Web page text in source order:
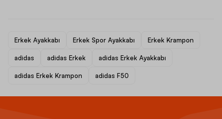
Erkek Ayakkabı Erkek Spor Ayakkabı Erkek Krampon
adidas adidas Erkek adidas Erkek Ayakkabı
adidas Erkek Krampon adidas F50